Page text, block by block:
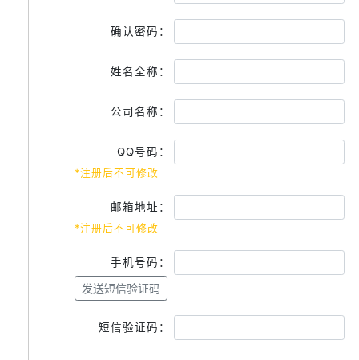
确认密码：
姓名全称：
公司名称：
QQ号码：
*注册后不可修改
邮箱地址：
*注册后不可修改
手机号码：
发送短信验证码
短信验证码：